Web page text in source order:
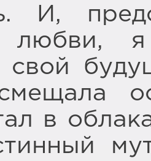
И,
любви, я
свой
в